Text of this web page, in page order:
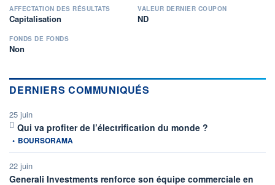
AFFECTATION DES RÉSULTATS
Capitalisation
VALEUR DERNIER COUPON
ND
FONDS DE FONDS
Non
DERNIERS COMMUNIQUÉS
25 juin
Qui va profiter de l’électrification du monde ?
• BOURSORAMA
22 juin
Generali Investments renforce son équipe commerciale en